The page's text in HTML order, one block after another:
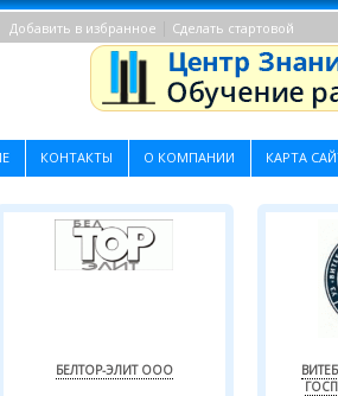
Добавить в избранное Сделать стартовой
КОНТАКТЫ О КОМПАНИИ КАРТА
БЕЛТОР-ЭЛИТ ООО